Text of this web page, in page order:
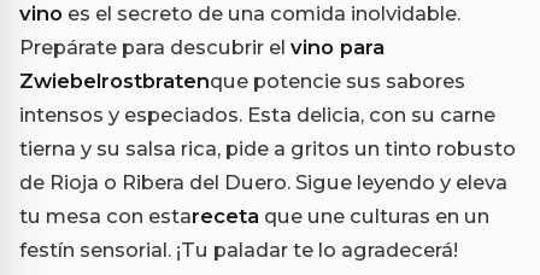
vino es el secreto de una comida inolvidable.
Prepárate para descubrir el vino para
Zwiebelrostbratenque potencie sus sabores
intensos y especiados. Esta delicia, con su carne
tierna y su salsa rica, pide a gritos un tinto robusto
de Rioja o Ribera del Duero. Sigue leyendo y eleva
tu mesa con estareceta que une culturas en un
festín sensorial. ¡Tu paladar te lo agradecerá!